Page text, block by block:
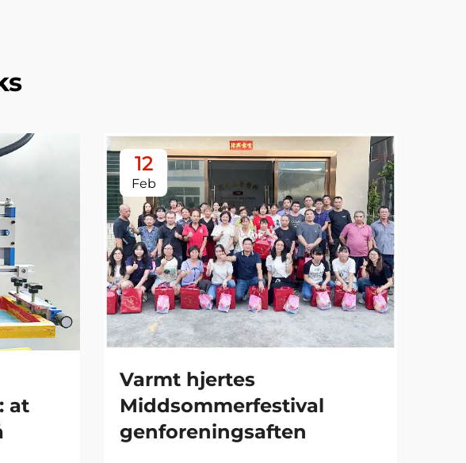
at
12
Feb
Varmt hjertes
Middsommerfestival
genforeningsaften